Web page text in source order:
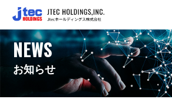
NEWS
お知らせ